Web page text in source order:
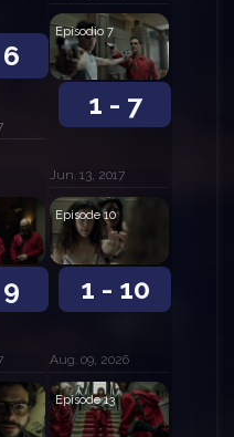
1 - 7
Episodio 7
Jun. 13, 2017
1 - 10
Episode 10
Aug. 09, 2026
Episode 13